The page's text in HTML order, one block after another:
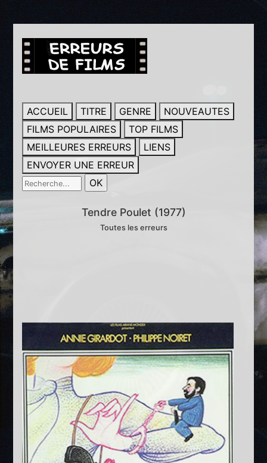
ACCUEIL TITRE GENRE
NOUVEAUTES
FILMS POPULAIRES
TOP FILMS
MEILLEURES ERREURS
LIENS
ENVOYER UNE ERREUR
Tendre Poulet (1977)
Toutes les erreurs